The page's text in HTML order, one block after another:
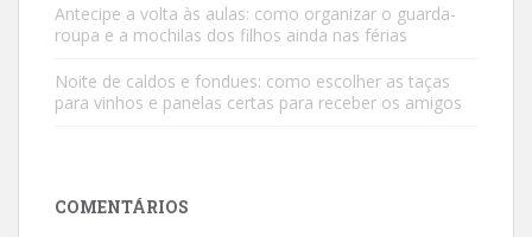
Antecipe a volta às aulas: como organizar o guarda-
roupa e a mochilas dos filhos ainda nas férias
Noite de caldos e fondues: como escolher as taças
para vinhos e panelas certas para receber os amigos
COMENTÁRIOS